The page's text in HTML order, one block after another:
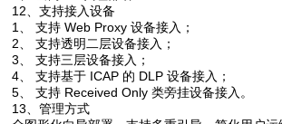
12、支持接入设备
1、 支持 Web Proxy 设备接入；
2、 支持透明二层设备接入；
3、 支持三层设备接入；
4、 支持基于 ICAP 的 DLP 设备接入；
5、 支持 Received Only 类旁挂设备接入。
13、管理方式